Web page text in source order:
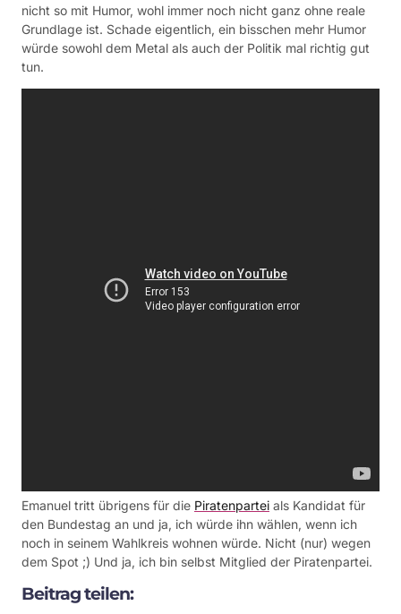
nicht so mit Humor, wohl immer noch nicht ganz ohne reale
Grundlage ist. Schade eigentlich, ein bisschen mehr Humor
würde sowohl dem Metal als auch der Politik mal richtig gut
tun.
Emanuel tritt übrigens für die Piratenpartei als Kandidat für
den Bundestag an und ja, ich würde ihn wählen, wenn ich
noch in seinem Wahlkreis wohnen würde. Nicht (nur) wegen
dem Spot ;) Und ja, ich bin selbst Mitglied der Piratenpartei.
Beitrag teilen: